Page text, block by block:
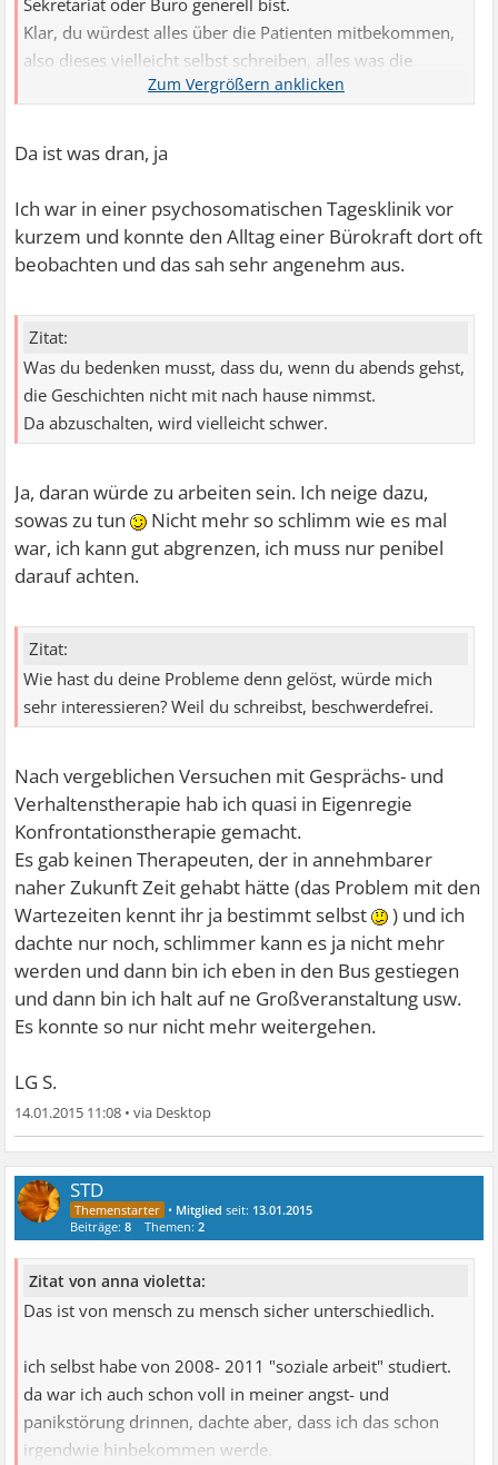
Sekretariat oder Büro generell bist.
Klar, du würdest alles über die Patienten mitbekommen,
also dieses vielleicht selbst schreiben, alles was die
Patienten betrifft und es könnte sein, dass du in deren
Aber das wäre ja vielleicht sogar hilfreich für dich.
Weil du ja auch Lösungen und Weiterentwicklung sehen
würdest.
Da ist was dran, ja
Ich war in einer psychosomatischen Tagesklinik vor
kurzem und konnte den Alltag einer Bürokraft dort oft
beobachten und das sah sehr angenehm aus.
Zitat:
Was du bedenken musst, dass du, wenn du abends gehst,
die Geschichten nicht mit nach hause nimmst.
Da abzuschalten, wird vielleicht schwer.
Ja, daran würde zu arbeiten sein. Ich neige dazu,
sowas zu tun
Nicht mehr so schlimm wie es mal
war, ich kann gut abgrenzen, ich muss nur penibel
darauf achten.
Zitat:
Wie hast du deine Probleme denn gelöst, würde mich
sehr interessieren? Weil du schreibst, beschwerdefrei.
Nach vergeblichen Versuchen mit Gesprächs- und
Verhaltenstherapie hab ich quasi in Eigenregie
Konfrontationstherapie gemacht.
Es gab keinen Therapeuten, der in annehmbarer
naher Zukunft Zeit gehabt hätte (das Problem mit den
Wartezeiten kennt ihr ja bestimmt selbst
) und ich
dachte nur noch, schlimmer kann es ja nicht mehr
werden und dann bin ich eben in den Bus gestiegen
und dann bin ich halt auf ne Großveranstaltung usw.
Es konnte so nur nicht mehr weitergehen.
LG S.
14.01.2015 11:08 •
STD
• Mitglied seit: 13.01.2015
Beiträge:8 Themen:2
Zitat von anna violetta:
Das ist von mensch zu mensch sicher unterschiedlich.
ich selbst habe von 2008- 2011 "soziale arbeit" studiert.
da war ich auch schon voll in meiner angst- und
panikstörung drinnen, dachte aber, dass ich das schon
irgendwie hinbekommen werde.